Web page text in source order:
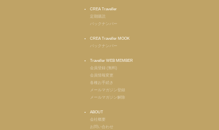
CREA Traveller
定期購読
バックナンバー
CREA Traveller MOOK
バックナンバー
Traveller WEB MEMBER
会員登録 (無料)
会員情報変更
各種お手続き
メールマガジン登録
メールマガジン解除
ABOUT
会社概要
お問い合わせ